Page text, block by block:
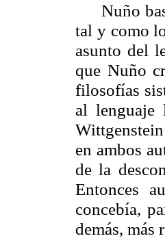
Nuño
tal y como
asunto del
que Nuño
filosofías
al lenguaje
en ambos
de la
Entonces
concebía,
demás, más